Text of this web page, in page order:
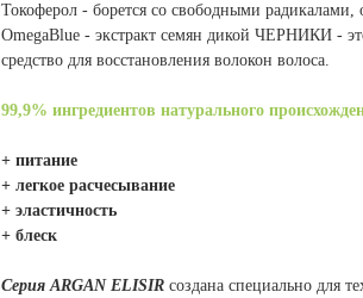
Токоферол - борется со свободными радикалами,
OmegaBlue - экстракт семян дикой ЧЕРНИКИ -
средство для восстановления волокон волоса.
99,9% ингредиентов натурального
+ питание
+ легкое расчесывание
+ эластичность
+ блеск
Серия ARGAN ELISIR создана специально для